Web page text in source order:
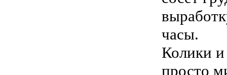
часы.
Колики и
просто